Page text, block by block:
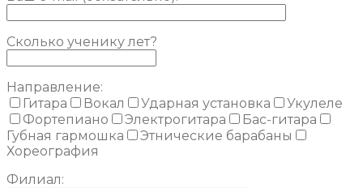
Сколько ученику лет?
Направление:
Гитара
Вокал Ударная установка
Укулеле
Фортепиано
Электрогитара
Бас-гитара
Губная гармошка
Этнические барабаны
Хореография
Филиал: